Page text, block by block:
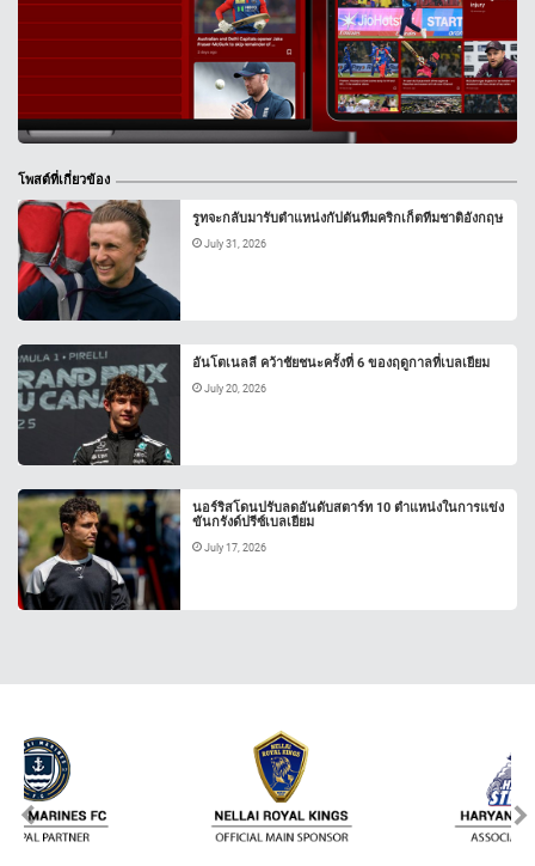
โพสต์ที่เกี่ยวข้อง
รูทจะกลับมารับตำแหน่งกัปตันทีมคริกเก็ตทีมชาติอังกฤษ
July 31, 2026
อันโตเนลลี คว้าชัยชนะครั้งที่ 6 ของฤดูกาลที่เบลเยียม
July 20, 2026
นอร์ริสโดนปรับลดอันดับสตาร์ท 10 ตำแหน่งในการแข่ง
ขันกรังด์ปรีซ์เบลเยียม
July 17, 2026